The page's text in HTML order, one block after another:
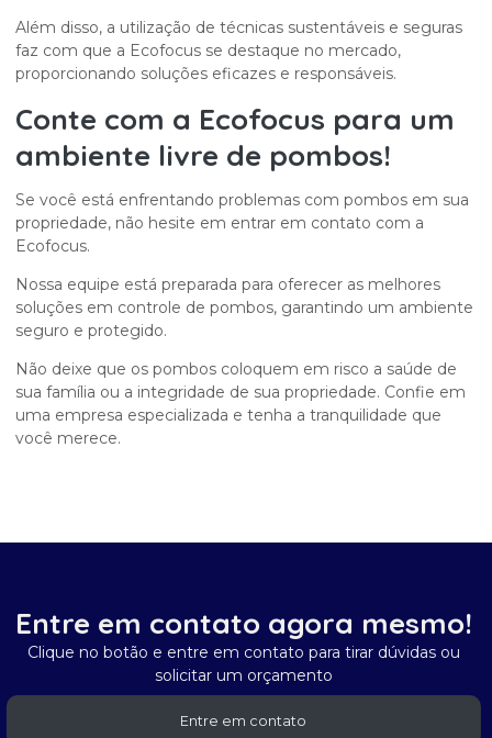
Além disso, a utilização de técnicas sustentáveis e seguras
faz com que a Ecofocus se destaque no mercado,
proporcionando soluções eficazes e responsáveis.
Conte com a Ecofocus para um
ambiente livre de pombos!
Se você está enfrentando problemas com pombos em sua
propriedade, não hesite em entrar em contato com a
Ecofocus.
Nossa equipe está preparada para oferecer as melhores
soluções em controle de pombos, garantindo um ambiente
seguro e protegido.
Não deixe que os pombos coloquem em risco a saúde de
sua família ou a integridade de sua propriedade. Confie em
uma empresa especializada e tenha a tranquilidade que
você merece.
Entre em contato agora mesmo!
Clique no botão e entre em contato para tirar dúvidas ou
solicitar um orçamento
Entre em contato